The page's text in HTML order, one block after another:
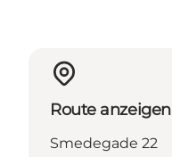
Route anzeigen
Smedegade 22